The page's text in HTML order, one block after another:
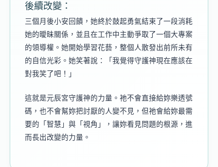
後續改變：
三個月後小安回饋，她終於鼓起勇氣結束了一段消耗
她的曖昧關係，並且在工作中主動爭取了一個大專案
的領導權。她開始學習花藝，整個人散發出前所未有
的自信光彩。她笑著說：「我覺得守護神現在應該在
對我笑了吧！」
這就是元辰宮守護神的力量。祂不會直接給妳樂透號
碼，也不會幫妳把討厭的人變不見，但祂會給妳最需
要的「智慧」與「視角」，讓妳看見問題的根源，進
而長出改變的力量。